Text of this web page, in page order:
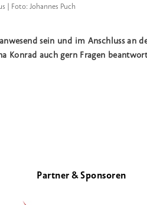
| Foto: Johannes Puch
sein und im Anschluss an
Konrad auch gern Fragen
Partner & Sponsoren